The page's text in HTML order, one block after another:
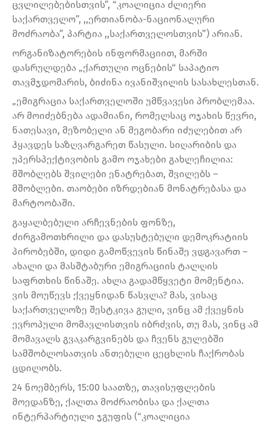
ცვლილებებისთვის”, “კოალიცია ძლიერი
საქართველო”, ,,ერთიანობა-ნაციონალური
მოძრაობა”, პარტია ,,საქართველოსთვის”) არიან.
ორგანიზატორების ინფორმაციით, მარში
დასრულდება „ქართული ოცნების“ საპატიო
თავმჯდომარის, ბიძინა ივანიშვილის სასახლესთან.
„ემიგრაცია საქართველოში უმწვავესი პრობლემაა.
არ მოიძებნება ადამიანი, რომელსაც ოჯახის წევრი,
ნათესავი, მეზობელი ან მეგობარი იძულებით არ
ჰყავდეს საზღვარგარეთ წასული. სიღარიბის და
უპერსპექტივობის გამო ოჯახები გახლეჩილია:
მშობლებს შვილები ენატრებათ, შვილებს –
მშობლები. თაობები იზრდებიან მონატრებასა და
მარტოობაში.
გაყალბებული არჩევნების ფონზე,
ძირგამოთხრილი და დასუსტებული დემოკრატიის
პირობებში, დიდი გამოწვევის წინაშე ვდგავართ –
ახალი და მასშტაბური ემიგრაციის ტალღის
საფრთხის წინაშე. ახლა გადამწყვეტი მომენტია.
ვის მოუწევს ქვეყნიდან წასვლა? მას, ვისაც
საქართველოზე შესტკივა გული, ვინც ამ ქვეყნის
ევროპული მომავლისთვის იბრძვის, თუ მას, ვინც ამ
მომავალს გვაკარგვინებს და ჩვენს გულებში
სამშობლოსათვის ანთებული ცეცხლის ჩაქრობას
ცდილობს.
24 ნოემბერს, 15:00 საათზე, თავისუფლების
მოედანზე, ქალთა მოძრაობისა და ქალთა
ინტერპარტიული ჯგუფის (“კოალიცია